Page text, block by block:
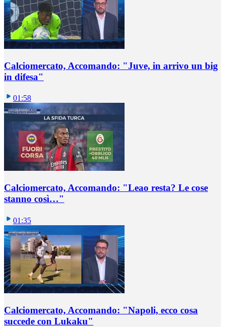
Calciomercato, Accomando: "Juve, in arrivo un big
in difesa"
01:58
Calciomercato, Accomando: "Leao resta? Le cose
stanno così…"
01:35
Calciomercato, Accomando: "Napoli, ecco cosa
succede con Lukaku"